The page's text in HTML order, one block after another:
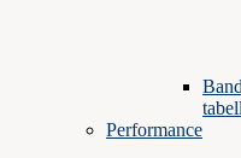
Performance